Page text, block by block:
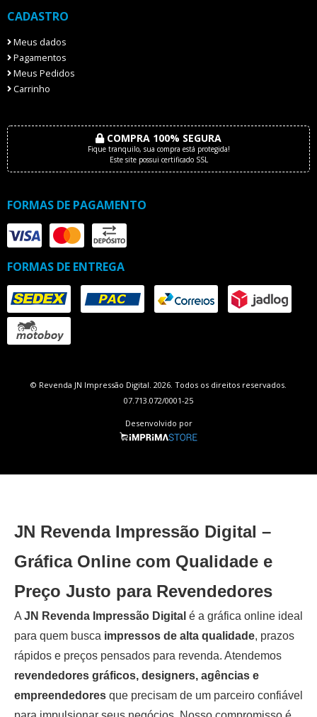
CADASTRO
Meus dados
Pagamentos
Meus Pedidos
Carrinho
COMPRA 100% SEGURA
Fique tranquilo, sua compra está protegida!
Este site possui certificado SSL
FORMAS DE PAGAMENTO
FORMAS DE ENTREGA
© Revenda JN Impressão Digital. 2026. Todos os direitos reservados.
07.713.072/0001-25
Desenvolvido por
JN Revenda Impressão Digital –
Gráfica Online com Qualidade e
Preço Justo para Revendedores
A JN Revenda Impressão Digital é a gráfica online ideal
para quem busca impressos de alta qualidade, prazos
rápidos e preços pensados para revenda. Atendemos
revendedores gráficos, designers, agências e
empreendedores que precisam de um parceiro confiável